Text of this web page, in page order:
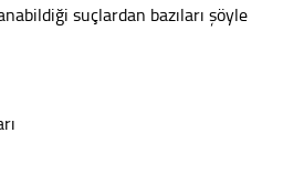
suçlardan bazıları şöyle